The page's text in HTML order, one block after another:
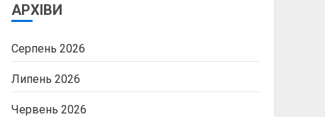
АРХІВИ
Серпень 2026
Липень 2026
Червень 2026